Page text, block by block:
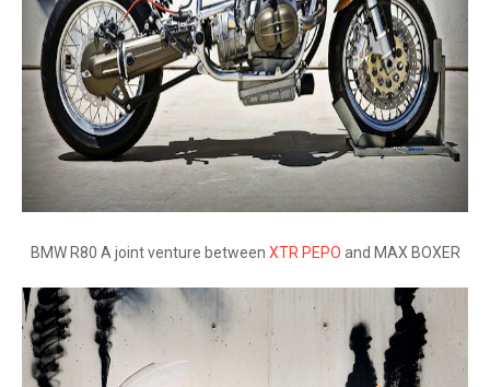
BMW R80 A joint venture between XTR PEPO and MAX BOXER